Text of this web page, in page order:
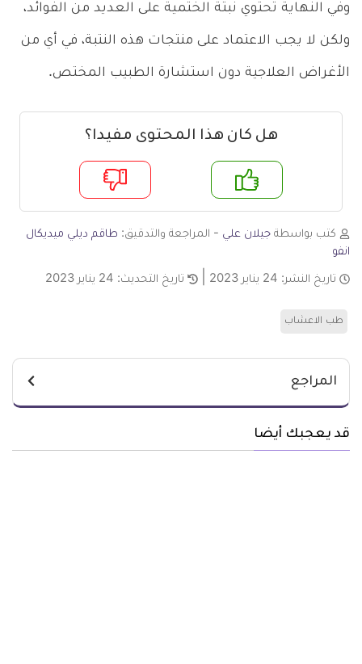
وفي النهاية تحتوي نبتة الختمية على العديد من الفوائد،
ولكن لا يجب الاعتماد على منتجات هذه النتبة، في أي من
الأغراض العلاجية دون استشارة الطبيب المختص.
هل كان هذا المحتوى مفيدا؟
لا
كتب بواسطة جيلان علي - المراجعة والتدقيق: طاقم ديلي ميديكال
انفو
تاريخ النشر: 24 يناير 2023 تاريخ التحديث: 24 يناير 2023
طب الاعشاب
المراجع
قد يعجبك أيضا